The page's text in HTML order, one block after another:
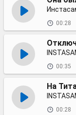
00:28
00:35
На
00:28